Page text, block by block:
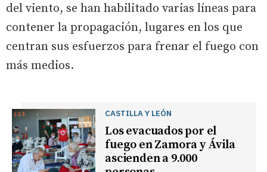
del viento, se han habilitado varias líneas para
contener la propagación, lugares en los que
centran sus esfuerzos para frenar el fuego con
más medios.
CASTILLA Y LEÓN
Los evacuados por el
fuego en Zamora y Ávila
ascienden a 9.000